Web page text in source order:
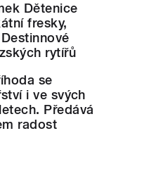
Dětenice
fresky,
rytířů
se
i ve svých
Předává
radost